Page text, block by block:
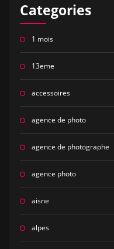
Categories
1 mois
13eme
accessoires
agence de photo
agence de photographe
agence photo
aisne
alpes